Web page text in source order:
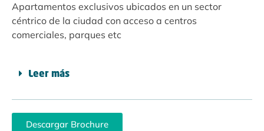
Apartamentos exclusivos ubicados en un sector
céntrico de la ciudad con acceso a centros
comerciales, parques etc
Leer más
Descargar Brochure